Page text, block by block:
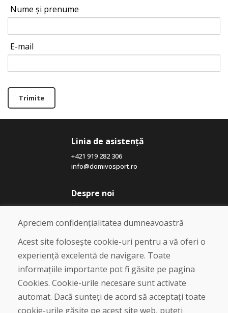
Nume și prenume
E-mail
Trimite
Linia de asistență
+421 919 282 306
info@domivosport.ro
Despre noi
Blog
Despre noi
Magazin
Contact
Cumpărare
Magazin online
Livrare și plată
Apreciem confidențialitatea dumneavoastră
Acest site folosește cookie-uri pentru a vă oferi o
experiență excelentă de navigare. Toate
informațiile importante pot fi găsite pe pagina
Cookies. Cookie-urile necesare sunt activate
automat. Dacă sunteți de acord să acceptați toate
cookie-urile găsite pe acest site web, puteți